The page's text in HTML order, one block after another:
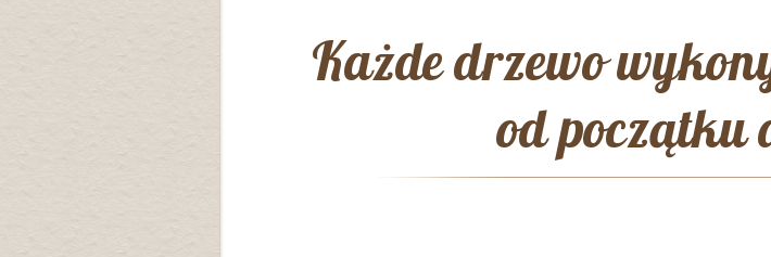
Każde drzewo
od początku